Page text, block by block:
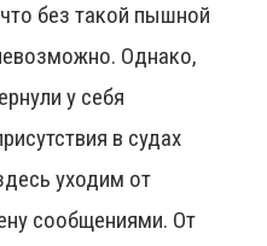
без такой пышной
Однако,
у себя
в судах
уходим от
сообщениями. От